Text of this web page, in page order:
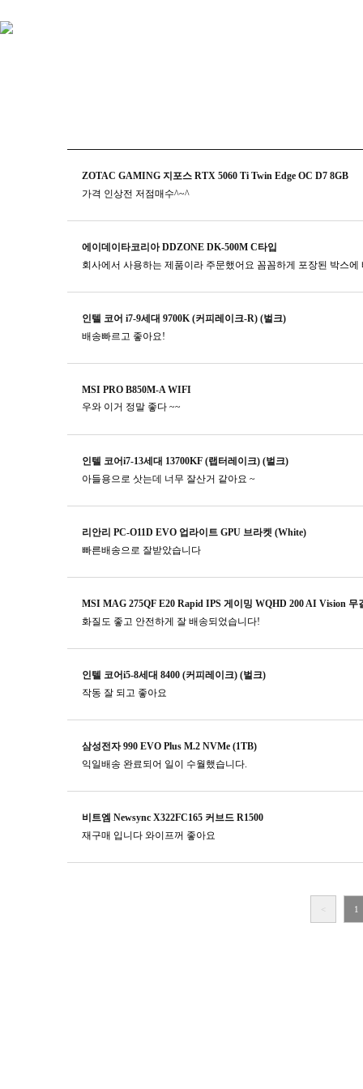
ZOTAC GAMING 지포스 RTX 5060 Ti Twin Edge OC D7 8GB
가격 인상전 저점매수^~^
에이데이타코리아 DDZONE DK-500M C타입
회사에서 사용하는 제품이라 주문했어요 꼼꼼하게 포장된 박스
인텔 코어 i7-9세대 9700K (커피레이크-R) (벌크)
배송빠르고 좋아요!
MSI PRO B850M-A WIFI
우와 이거 정말 좋다 ~~
인텔 코어i7-13세대 13700KF (랩터레이크) (벌크)
아들용으로 삿는데 너무 잘산거 같아요 ~
리안리 PC-O11D EVO 업라이트 GPU 브라켓 (White)
빠른배송으로 잘받았습니다
MSI MAG 275QF E20 Rapid IPS 게이밍 WQHD 200 AI Vision 무
화질도 좋고 안전하게 잘 배송되었습니다!
인텔 코어i5-8세대 8400 (커피레이크) (벌크)
작동 잘 되고 좋아요
삼성전자 990 EVO Plus M.2 NVMe (1TB)
익일배송 완료되어 일이 수월했습니다.
비트엠 Newsync X322FC165 커브드 R1500
재구매 입니다 와이프꺼 좋아요
< 1